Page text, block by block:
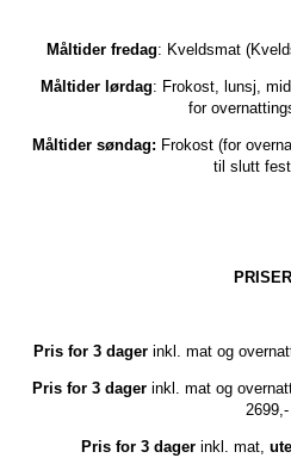
Måltider fredag: Kveldsmat
Måltider lørdag: Frokost, lunsj,
for
Måltider søndag: Frokost (for
til slutt
PRISER
Pris for 3 dager inkl. mat og
Pris for 3 dager inkl. mat og
2699,-
Pris for 3 dager inkl. mat,